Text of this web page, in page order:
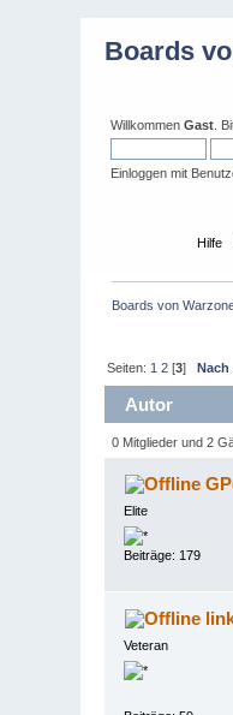
Boards
WillkommenGast .
Einloggen mit
Hilfe
Boards von
Seiten: 1 2 [3]Nach
Autor
0 Mitglieder und 2
Elite
Beiträge: 179
Veteran